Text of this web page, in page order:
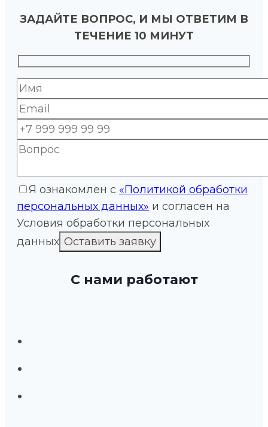
ЗАДАЙТЕ ВОПРОС, И МЫ ОТВЕТИМ В
ТЕЧЕНИЕ 10 МИНУТ
Я ознакомлен с «Политикой обработки
персональных данных» и согласен на
Условия обработки персональных
данных
С нами работают